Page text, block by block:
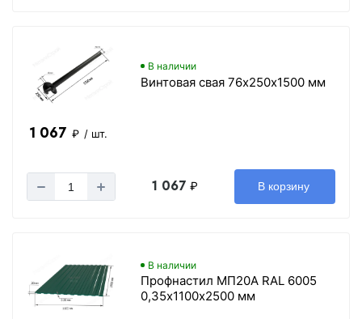
В наличии
Винтовая свая 76х250х1500 мм
1 067 ₽ / шт.
1 067 ₽ В корзину
В наличии
Профнастил МП20А RAL 6005
0,35х1100х2500 мм